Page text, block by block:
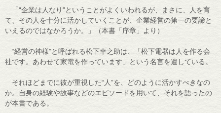
「“企業は人なり”ということがよくいわれるが、まさに、人を育
て、その人を十分に活かしていくことが、企業経営の第一の要諦と
いえるのではなかろうか。」（本書「序章」より）
“経営の神様”と呼ばれる松下幸之助は、「松下電器は人を作る会
社です。あわせて家電を作っています」という名言を遺している。
それほどまでに彼が重視した“人”を、どのように活かすべきなの
か。自身の経験や故事などのエピソードを用いて、それを語ったの
が本書である。